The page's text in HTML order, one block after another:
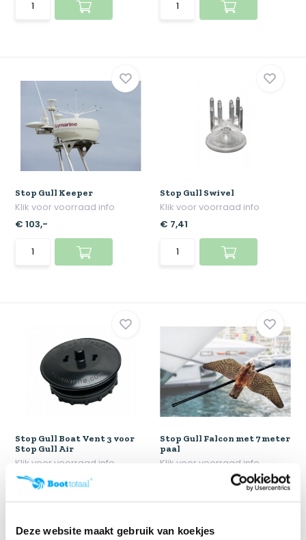
Deze website maakt gebruik van koekjes
Stop Gull Keeper
Klik voor voorraad info
€ 103,-
Stop Gull Swivel
Klik voor voorraad info
€ 7,41
Stop Gull Boat Vent 3 voor
Stop Gull Air
Klik voor voorraad info
€ 52,55
Stop Gull Falcon met 7 meter
paal
Klik voor voorraad info